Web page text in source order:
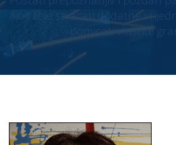
koji žele stvarati dodatne
pomicati vlastite